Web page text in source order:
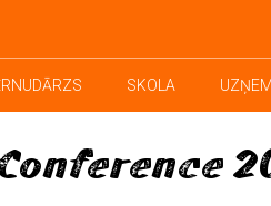
Conference
SKOLA